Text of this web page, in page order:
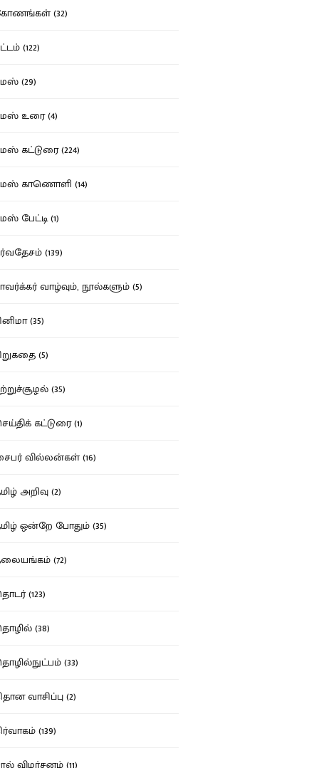
(32)
(122)
(29)
உரை (4)
கட்டுரை (224)
காணொளி (14)
பேட்டி (1)
(139)
வாழ்வும், நூல்களும் (5)
(35)
(5)
(35)
கட்டுரை (1)
வில்லன்கள் (16)
அறிவு (2)
ஒன்றே போதும் (35)
(72)
(123)
(38)
(33)
வாசிப்பு (2)
(139)